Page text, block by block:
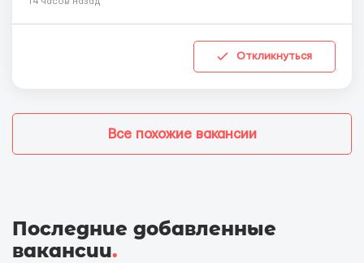
Откликнуться
Все похожие вакансии
Последние добавленные
вакансии.